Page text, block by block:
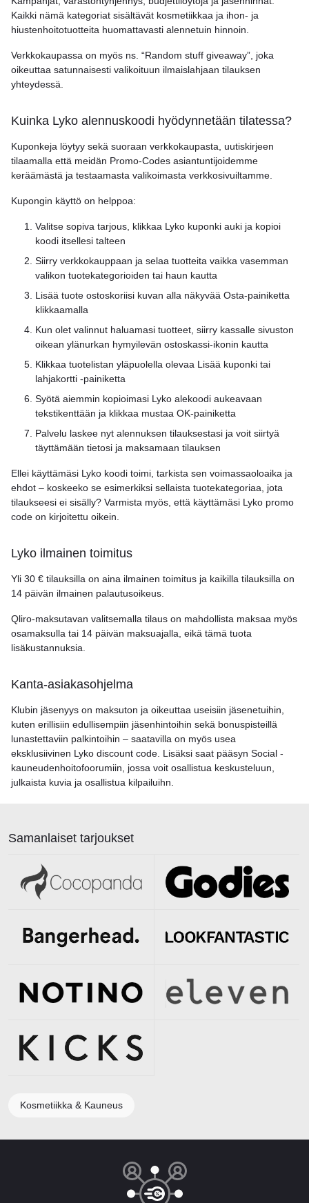
Kaikki nämä kategoriat sisältävät kosmetiikkaa ja ihon- ja
hiustenhoitotuotteita huomattavasti alennetuin hinnoin.
Verkkokaupassa on myös ns. “Random stuff giveaway”, joka
oikeuttaa satunnaisesti valikoituun ilmaislahjaan tilauksen
yhteydessä.
Kuinka Lyko alennuskoodi hyödynnetään tilatessa?
Kuponkeja löytyy sekä suoraan verkkokaupasta, uutiskirjeen
tilaamalla että meidän Promo-Codes asiantuntijoidemme
keräämästä ja testaamasta valikoimasta verkkosivuiltamme.
Kupongin käyttö on helppoa:
Valitse sopiva tarjous, klikkaa Lyko kuponki auki ja kopioi
koodi itsellesi talteen
Siirry verkkokauppaan ja selaa tuotteita vaikka vasemman
valikon tuotekategorioiden tai haun kautta
Lisää tuote ostoskoriisi kuvan alla näkyvää Osta-painiketta
klikkaamalla
Kun olet valinnut haluamasi tuotteet, siirry kassalle sivuston
oikean ylänurkan hymyilevän ostoskassi-ikonin kautta
Klikkaa tuotelistan yläpuolella olevaa Lisää kuponki tai
lahjakortti -painiketta
Syötä aiemmin kopioimasi Lyko alekoodi aukeavaan
tekstikenttään ja klikkaa mustaa OK-painiketta
Palvelu laskee nyt alennuksen tilauksestasi ja voit siirtyä
täyttämään tietosi ja maksamaan tilauksen
Ellei käyttämäsi Lyko koodi toimi, tarkista sen voimassaoloaika ja
ehdot – koskeeko se esimerkiksi sellaista tuotekategoriaa, jota
tilaukseesi ei sisälly? Varmista myös, että käyttämäsi Lyko promo
code on kirjoitettu oikein.
Lyko ilmainen toimitus
Yli 30 € tilauksilla on aina ilmainen toimitus ja kaikilla tilauksilla on
14 päivän ilmainen palautusoikeus.
Qliro-maksutavan valitsemalla tilaus on mahdollista maksaa myös
osamaksulla tai 14 päivän maksuajalla, eikä tämä tuota
lisäkustannuksia.
Kanta-asiakasohjelma
Klubin jäsenyys on maksuton ja oikeuttaa useisiin jäsenetuihin,
kuten erillisiin edullisempiin jäsenhintoihin sekä bonuspisteillä
lunastettaviin palkintoihin – saatavilla on myös usea
eksklusiivinen Lyko discount code. Lisäksi saat pääsyn Social -
kauneudenhoitofoorumiin, jossa voit osallistua keskusteluun,
julkaista kuvia ja osallistua kilpailuihn.
Samanlaiset tarjoukset
Kosmetiikka & Kauneus